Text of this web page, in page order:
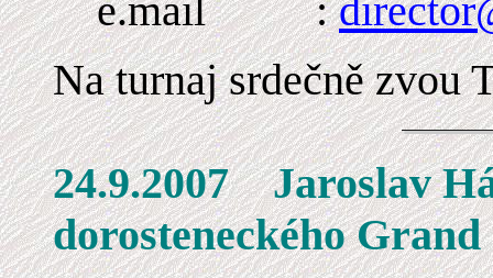
e.mail :
Na turnaj srdečně zvou
24.9.2007
dorosteneckého Grand